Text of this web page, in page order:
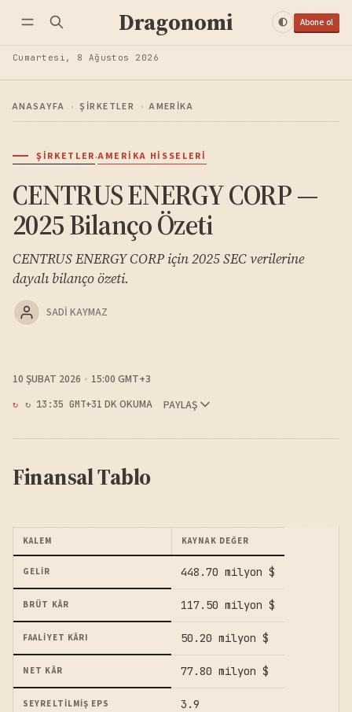
Dragonomi Abone ol
Cumartesi, 8 Ağustos 2026
ANASAYFA › ŞIRKETLER › AMERIKA
ŞIRKETLER·AMERIKA HISSELERI
CENTRUS ENERGY CORP —
2025 Bilanço Özeti
CENTRUS ENERGY CORP için 2025 SEC verilerine
dayalı bilanço özeti.
SADI KAYMAZ
10 ŞUBAT 2026 15:00 GMT+3
↻ 13:35 GMT+31 DK OKUMA PAYLAŞ
Finansal Tablo
KALEM KAYNAK DEĞER
GELIR 448.70 milyon $
BRÜT KÂR 117.50 milyon $
FAALIYET KÂRI 50.20 milyon $
NET KÂR 77.80 milyon $
SEYRELTILMIŞ EPS 3.9